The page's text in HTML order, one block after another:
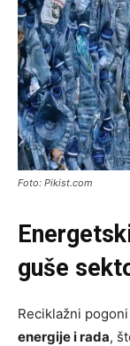
Foto: Pikist.com
guše
Reciklažni
energije i rada,